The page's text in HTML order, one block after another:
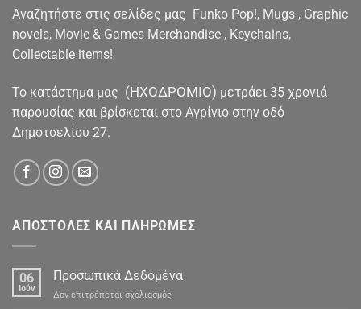
Αναζητήστε στις σελίδες μας Funko Pop!, Mugs , Graphic
novels, Movie & Games Merchandise , Keychains,
Collectable items!
To κατάστημα μας (ΗΧΟΔΡΟΜΙΟ) μετράει 35 χρονιά
παρουσίας και βρίσκεται στο Αγρίνιο στην οδό
Δημοτσελίου 27.
ΑΠΟΣΤΟΛΕΣ ΚΑΙ ΠΛΗΡΩΜΕΣ
06
Ιούν
Προσωπικά Δεδομένα
Δεν επιτρέπεται σχολιασμός